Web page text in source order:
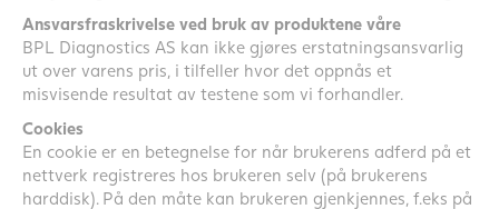
Ansvarsfraskrivelse ved bruk av produktene våre
BPL Diagnostics AS kan ikke gjøres erstatningsansvarlig
ut over varens pris, i tilfeller hvor det oppnås et
misvisende resultat av testene som vi forhandler.
Cookies
En cookie er en betegnelse for når brukerens adferd på et
nettverk registreres hos brukeren selv (på brukerens
harddisk). På den måte kan brukeren gjenkjennes, f.eks på